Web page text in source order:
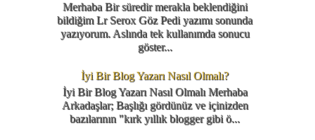
Merhaba Bir süredir merakla beklendiğini
bildiğim Lr Serox Göz Pedi yazımı sonunda
yazıyorum. Aslında tek kullanımda sonucu
göster...
İyi Bir Blog Yazarı Nasıl Olmalı?
İyi Bir Blog Yazarı Nasıl Olmalı Merhaba
Arkadaşlar; Başlığı gördünüz ve içinizden
bazılarının "kırk yıllık blogger gibi ö...